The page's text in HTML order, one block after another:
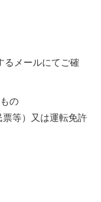
るメールにてご確
の
等）又は運転免許